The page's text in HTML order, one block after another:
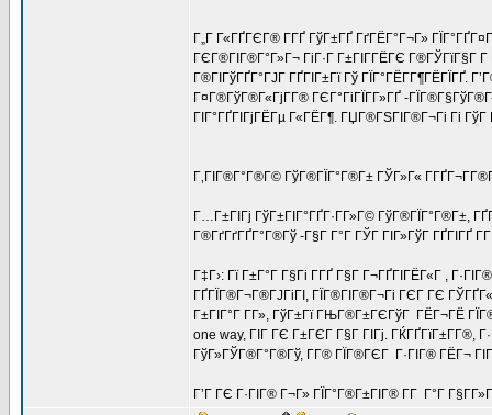
Г„Г Г«ГҐГЄГ® Г­ГҐ ГўГ±ГҐ ГґГЁГ°Г¬Г»
ГЄГ®ГІГ®Г°Г»Г¬ ГіГ·Г Г±ГІГ­ГЁГЄ Г®ГЎГїГ§Г
Г®ГІГўГҐГ°ГЈГ ГҐГІГ±Гї Гў ГЇГ°ГЁГ­Г¶ГЁГЇГҐ.
Г¤Г®ГўГ®Г«ГјГ­Г® ГЄГ°ГіГЇГ­Г»ГҐ -
ГІГ°ГҐГІГјГЁГµ Г«ГЁГ¶. ГЏГ®ГЅГІГ®Г¬Гі Гі ГўГ
Г‚ГІГ®Г°Г®Г© ГўГ®ГЇГ°Г®Г± ГЎГ»Г«
Г…Г±ГІГј ГўГ±ГІГ°ГҐГ·Г­Г»Г© ГўГ®ГЇГ°Г®Г±,
Г®ГґГґГҐГ°Г®Гў -Г§Г Г°Г ГЎГ ГІГ»ГўГ ГҐГІГҐ
Г‡Г›: Гї Г±Г°Г Г§Гі Г­ГҐ Г§Г Г¬ГҐГІГЁГ«Г ,
ГҐГЇГ®Г¬Г®ГЈГіГІ, ГЇГ®ГІГ®Г¬Гі ГЄГ ГЄ
Г±ГІГ°Г Г­Г», ГўГ±Гї ГЊГ®Г±ГЄГўГ ГЁГ¬ГЁ
one way, ГІГ ГЄ Г±ГЄГ Г§Г ГІГј. ГЌГҐГїГ±Г­Г®,
ГўГ»ГЎГ®Г°Г®Гў, Г­Г® ГЇГ®ГЄГ Г·ГІГ® ГЁГ¬
Г’Г ГЄ Г·ГІГ® Г¬Г» ГЇГ°Г®Г±ГІГ® Г­Г Г°Г